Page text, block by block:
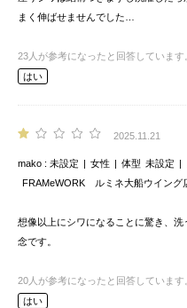
まく伸ばせませんでした…
23 人が参考になったと回答しています
はい
2025.11.21
mako 未設定 女性 体型 未設定
FRAMeWORK ルミネ大船ウイング
想像以上にシワになることに驚き、
念です。
20 人が参考になったと回答しています
はい